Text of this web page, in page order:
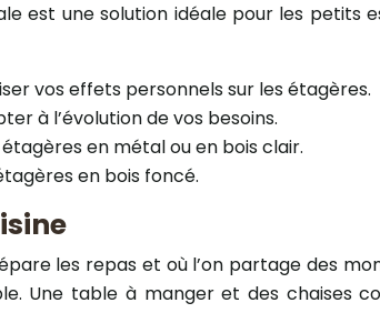
est une solution idéale pour les
vos effets personnels sur les étagères.
à l’évolution de vos besoins.
en métal ou en bois clair.
en bois foncé.
les repas et où l’on partage des
Une table à manger et des